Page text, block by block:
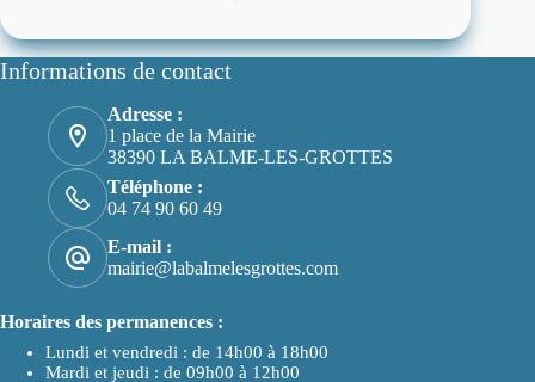
Informations de contact
Adresse :
1 place de la Mairie
38390 LA BALME-LES-GROTTES
Téléphone :
04 74 90 60 49
E-mail :
mairie@labalmelesgrottes.com
Horaires des permanences :
Lundi et vendredi : de 14h00 à 18h00
Mardi et jeudi : de 09h00 à 12h00